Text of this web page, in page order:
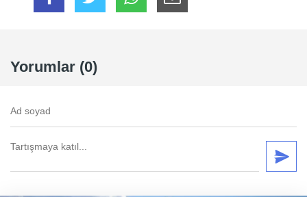
Yorumlar (0)